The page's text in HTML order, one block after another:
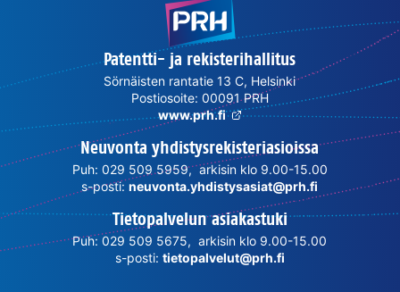
Patentti- ja rekisterihallitus
Sörnäisten rantatie 13 C, Helsinki
Postiosoite: 00091 PRH
www.prh.fi
Neuvonta yhdistysrekisteriasioissa
Puh: 029 509 5959, arkisin klo 9.00-15.00
s-posti:neuvonta.yhdistysasiat@prh.fi
Tietopalvelun asiakastuki
Puh: 029 509 5675, arkisin klo 9.00-15.00
s-posti: tietopalvelut@prh.fi